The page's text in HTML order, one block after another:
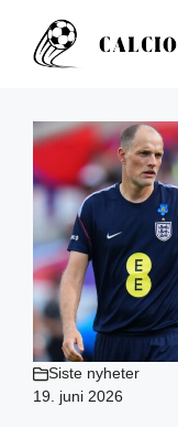
innhold
Siste nyheter
19. juni 2026